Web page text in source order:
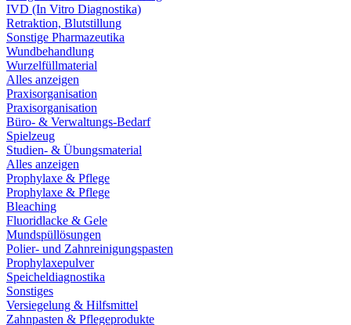
IVD (In Vitro Diagnostika)
Retraktion, Blutstillung
Sonstige Pharmazeutika
Wundbehandlung
Wurzelfüllmaterial
Alles anzeigen
Praxisorganisation
Praxisorganisation
Büro- & Verwaltungs-Bedarf
Spielzeug
Studien- & Übungsmaterial
Alles anzeigen
Prophylaxe & Pflege
Prophylaxe & Pflege
Bleaching
Fluoridlacke & Gele
Mundspüllösungen
Polier- und Zahnreinigungspasten
Prophylaxepulver
Speicheldiagnostika
Sonstiges
Versiegelung & Hilfsmittel
Zahnpasten & Pflegeprodukte